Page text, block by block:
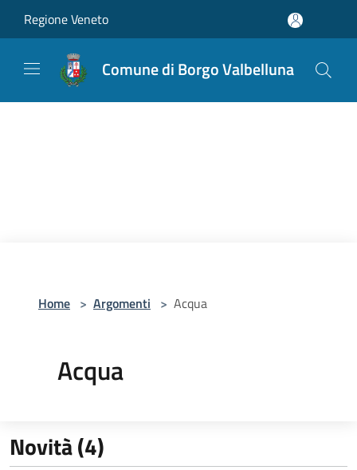
Regione Veneto
Comune di Borgo Valbelluna
Home > Argomenti > Acqua
Acqua
Novità (4)